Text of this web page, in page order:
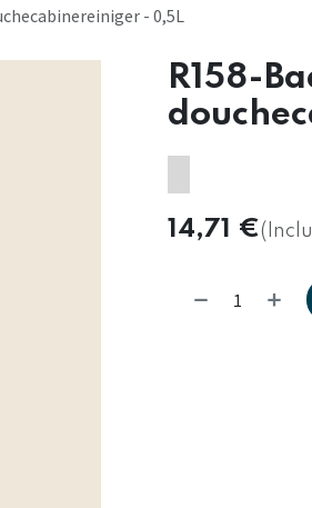
- 0,5L
R158-
14,71 €